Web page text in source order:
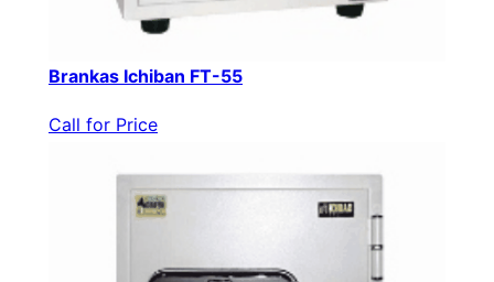
Brankas Ichiban FT-55
Call for Price